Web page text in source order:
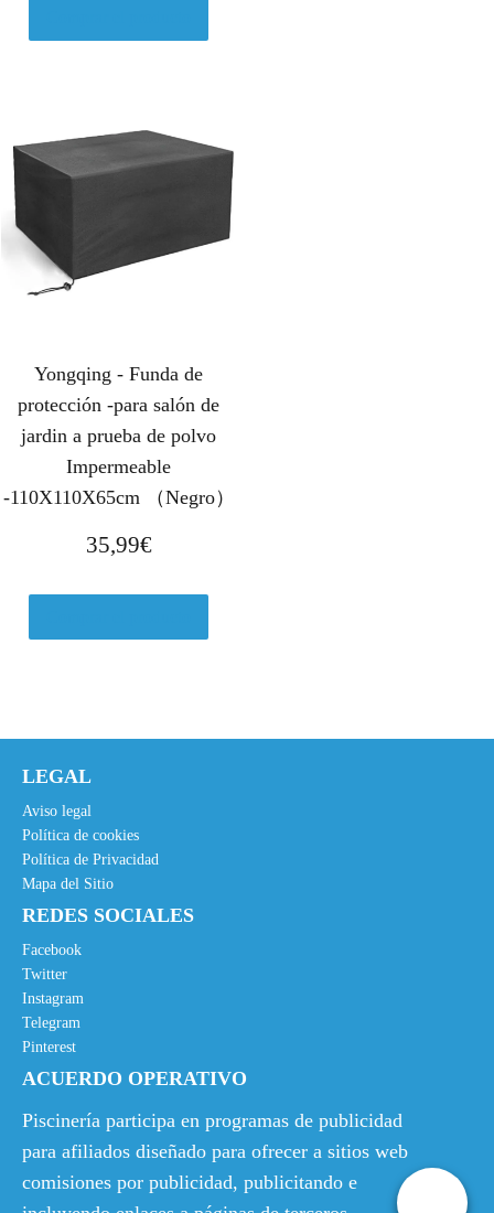
Yongqing - Funda de
protección -para salón de
jardin a prueba de polvo
Impermeable
-110X110X65cm （Negro）
35,99€
LEGAL
Aviso legal
Política de cookies
Política de Privacidad
Mapa del Sitio
REDES SOCIALES
Facebook
Twitter
Instagram
Telegram
Pinterest
ACUERDO OPERATIVO
Piscinería participa en programas de publicidad
para afiliados diseñado para ofrecer a sitios web
comisiones por publicidad, publicitando e